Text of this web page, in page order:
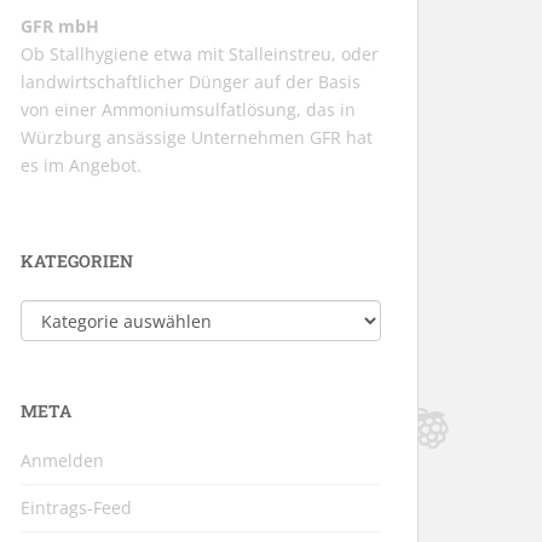
GFR mbH
Ob Stallhygiene etwa mit Stalleinstreu, oder
landwirtschaftlicher Dünger auf der Basis
von einer Ammoniumsulfatlösung, das in
Würzburg ansässige Unternehmen GFR hat
es im Angebot.
KATEGORIEN
Kategorien
META
Anmelden
Eintrags-Feed